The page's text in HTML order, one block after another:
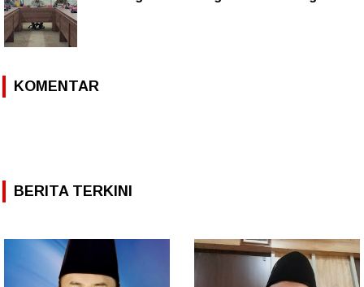
KOMENTAR
BERITA TERKINI